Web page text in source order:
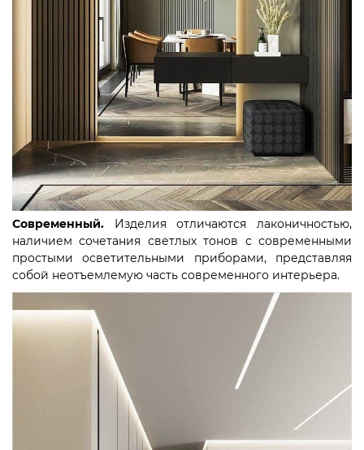
Современный. Изделия отличаются лаконичностью,
наличием сочетания светлых тонов с современными
простыми осветительными приборами, представляя
собой неотъемлемую часть современного интерьера.